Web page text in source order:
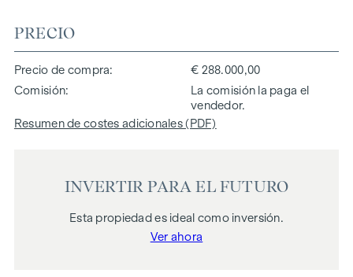
PRECIO
Precio de compra
€ 288.000,00
Comisión
La comisión la paga el
vendedor.
Resumen de costes adicionales (PDF)
INVERTIR PARA EL FUTURO
Esta propiedad es ideal como inversión.
Ver ahora